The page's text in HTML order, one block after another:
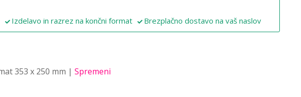
Izdelavo in razrez na končni format Brezplačno dostavo na vaš naslov
353 x 250 mm | Spremeni